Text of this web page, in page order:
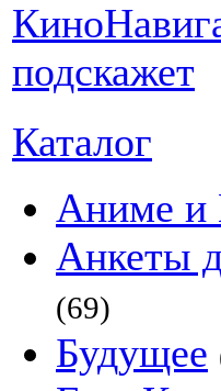
Каталог
Аниме и
Анкеты
(69)
Будущее